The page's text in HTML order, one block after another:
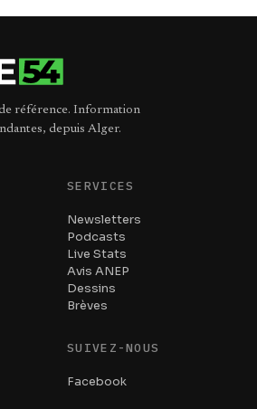
référence. Information
depuis Alger.
SERVICES
Newsletters
Podcasts
Live Stats
Avis ANEP
Dessins
Brèves
SUIVEZ-NOUS
Facebook